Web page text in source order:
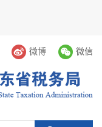
微博 微信